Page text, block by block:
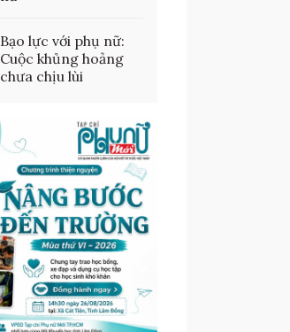
Bạo lực với phụ nữ:
Cuộc khủng hoảng
chưa chịu lùi